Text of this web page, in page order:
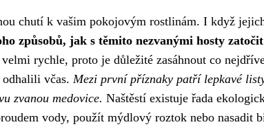
chutí k vašim pokojovým rostlinám. I když
způsobů, jak s těmito nezvanými hosty
rychle, proto je důležité zasáhnout co
včas. Mezi první příznaky patří lepkavé
zvanou medovice. Naštěstí existuje řada
vody, použít mýdlový roztok nebo nasadit